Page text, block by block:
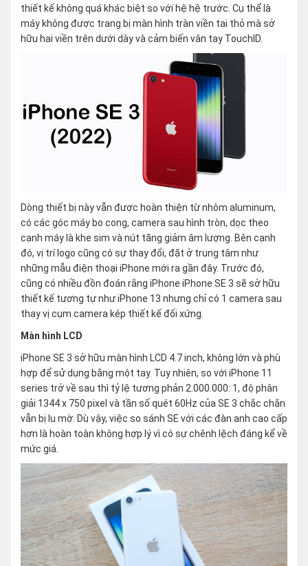
thiết kế không quá khác biệt so với hệ hệ trước. Cụ thể là
máy không được trang bị màn hình tràn viền tai thỏ mà sở
hữu hai viền trên dưới dày và cảm biến vân tay TouchID.
Dòng thiết bị này vẫn được hoàn thiện từ nhôm aluminum,
có các góc máy bo cong, camera sau hình tròn, dọc theo
cạnh máy là khe sim và nút tăng giảm âm lượng. Bên cạnh
đó, vị trí logo cũng có sự thay đổi, đặt ở trung tâm như
những mẫu điện thoại iPhone mới ra gần đây. Trước đó,
cũng có nhiều đồn đoán rằng iPhone iPhone SE 3 sẽ sở hữu
thiết kế tương tự như iPhone 13 nhưng chỉ có 1 camera sau
thay vị cụm camera kép thiết kế đối xứng.
Màn hình LCD
iPhone SE 3 sở hữu màn hình LCD 4.7 inch, không lớn và phù
hợp để sử dụng bằng một tay. Tuy nhiên, so với iPhone 11
series trở về sau thì tỷ lệ tương phản 2.000.000: 1, độ phân
giải 1344 x 750 pixel và tần số quét 60Hz của SE 3 chắc chắn
vẫn bị lu mờ. Dù vậy, việc so sánh SE với các đàn anh cao cấp
hơn là hoàn toàn không hợp lý vì có sự chênh lệch đáng kể về
mức giá.